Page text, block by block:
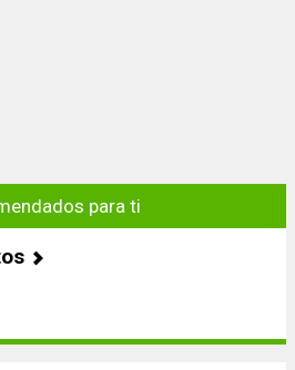
para ti